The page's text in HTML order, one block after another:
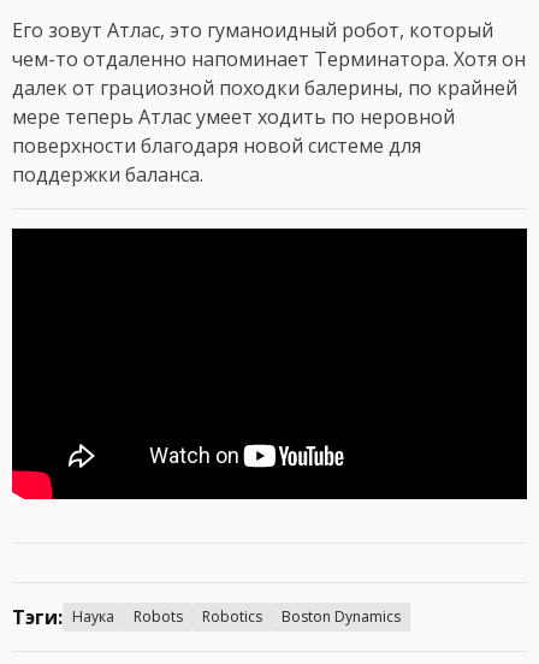
Его зовут Атлас, это гуманоидный робот, который
чем-то отдаленно напоминает Терминатора. Хотя он
далек от грациозной походки балерины, по крайней
мере теперь Атлас умеет ходить по неровной
поверхности благодаря новой системе для
поддержки баланса.
Тэги: Наука Robots Robotics Boston Dynamics